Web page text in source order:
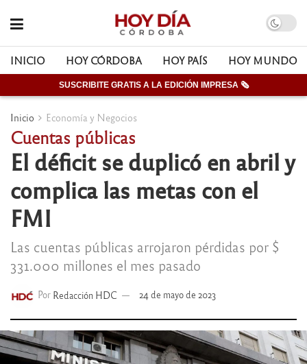
INICIO HOY CÓRDOBA HOY PAÍS HOY MUNDO
SUSCRIBITE GRATIS A LA EDICIÓN IMPRESA 🗞
Inicio Economía y Negocios
Cuentas públicas
El déficit se duplicó en abril y
complica las metas con el
FMI
Las cuentas públicas arrojaron pérdidas por $
331.000 millones el mes pasado
Por Redacción HDC 24 de mayo de 2023